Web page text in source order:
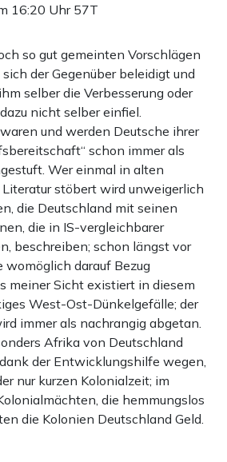
16:20 Uhr 57T
so gut gemeinten Vorschlägen
der Gegenüber beleidigt und
selber die Verbesserung oder
nicht selber einfiel.
und werden Deutsche ihrer
schon immer als
Wer einmal in alten
stöbert wird unweigerlich
die Deutschland mit seinen
die in IS-vergleichbarer
beschreiben; schon längst vor
womöglich darauf Bezug
meiner Sicht existiert in diesem
West-Ost-Dünkelgefälle; der
immer als nachrangig abgetan.
Afrika von Deutschland
der Entwicklungshilfe wegen,
nur kurzen Kolonialzeit; im
die hemmungslos
die Kolonien Deutschland Geld.